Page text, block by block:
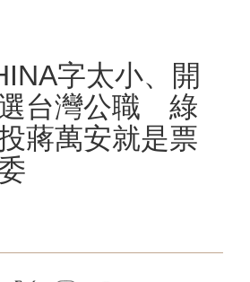
字太小、開
台灣公職 綠
蔣萬安就是票